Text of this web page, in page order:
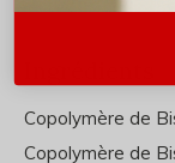
Copolymère de
Copolymère de